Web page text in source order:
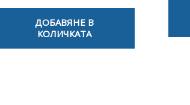
ДОБАВЯНЕ В
КОЛИЧКАТА